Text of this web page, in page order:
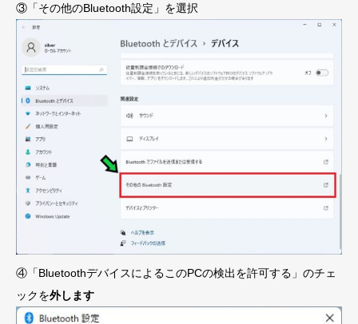
③「その他のBluetooth設定」を選択
④「BluetoothデバイスによるこのPCの検出を許可する」のチェ
ックを外します